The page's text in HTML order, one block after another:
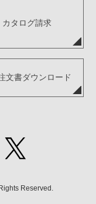
カタログ請求
文書ダウンロード
Reserved.